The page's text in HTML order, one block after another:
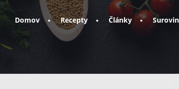
Domov Recepty Články